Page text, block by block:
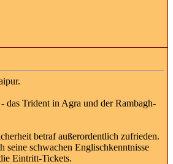
das Trident in Agra und der Rambagh-
betraf außerordentlich zufrieden.
schwachen Englischkenntnisse
Eintritt-Tickets.